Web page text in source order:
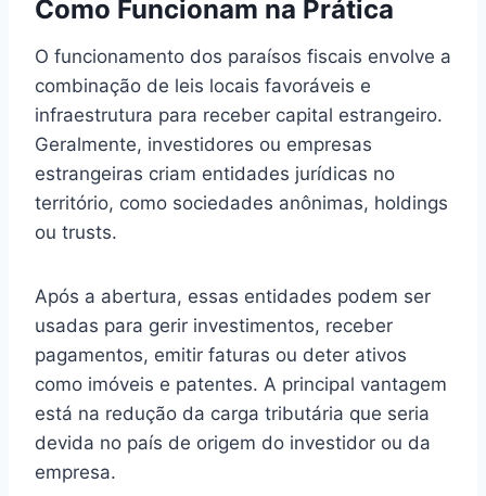
Como Funcionam na Prática
O funcionamento dos paraísos fiscais envolve a
combinação de leis locais favoráveis e
infraestrutura para receber capital estrangeiro.
Geralmente, investidores ou empresas
estrangeiras criam entidades jurídicas no
território, como sociedades anônimas, holdings
ou trusts.
Após a abertura, essas entidades podem ser
usadas para gerir investimentos, receber
pagamentos, emitir faturas ou deter ativos
como imóveis e patentes. A principal vantagem
está na redução da carga tributária que seria
devida no país de origem do investidor ou da
empresa.